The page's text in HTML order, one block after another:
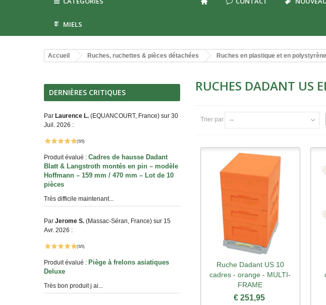
MIELS
Accueil Ruches, ruchettes & pièces détachées Ruches en plastique et en polystyrène
DERNIÈRES CRITIQUES
Par Laurence L. (EQUANCOURT, France) sur 30
Juil. 2026 :
(5/5)
Produit évalué : Cadres de hausse Dadant
Blatt & Langstroth montés en pin – modèle
Hoffmann – 159 mm / 470 mm – Lot de 10
pièces
Très difficile maintenant...
Par Jerome S. (Massac-Séran, France) sur 15
Avr. 2026 :
(5/5)
Produit évalué : Piège à frelons asiatiques
Deluxe
Très bon produit j ai...
RUCHES DADANT US
Trier par --
Aperçu rapide
Ruche Dadant US 10
cadres - orange - MULTI-
FRAME
€ 251,95